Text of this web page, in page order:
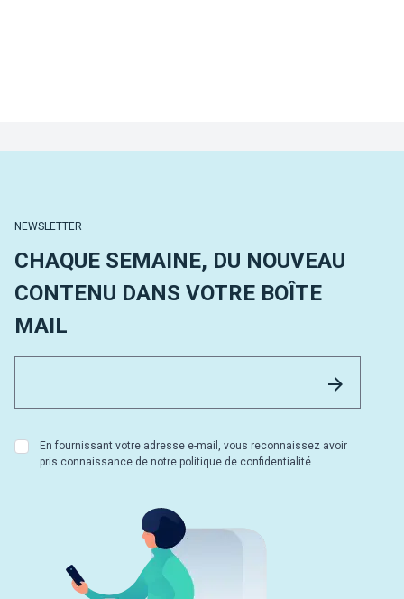
NEWSLETTER
CHAQUE SEMAINE, DU NOUVEAU
CONTENU DANS VOTRE BOÎTE
MAIL
En fournissant votre adresse e-mail, vous reconnaissez avoir
pris connaissance de notre politique de confidentialité.